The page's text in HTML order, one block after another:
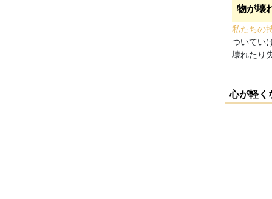
物が壊
私たちの
ついてい
壊れたり
心が軽く